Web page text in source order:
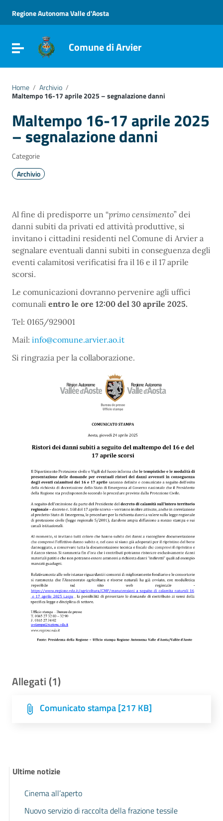
Vai al menu di navigazione
Vai al footer
Regione Autonoma Valle d'Aosta
Attiva / disattiva la navigazione
Comune di Arvier
Home / Archivio /
Maltempo 16-17 aprile 2025 – segnalazione danni
Maltempo 16-17 aprile 2025
– segnalazione danni
Categorie
Archivio
Al fine di predisporre un “primo censimento” dei
danni subiti da privati ed attività produttive, si
invitano i cittadini residenti nel Comune di Arvier a
segnalare eventuali danni subiti in conseguenza degli
eventi calamitosi verificatisi fra il 16 e il 17 aprile
scorsi.
Le comunicazioni dovranno pervenire agli uffici
comunali entro le ore 12:00 del 30 aprile 2025.
Tel: 0165/929001
Mail: info@comune.arvier.ao.it
Si ringrazia per la collaborazione.
Allegati (1)
Comunicato stampa [217 KB]
Ultime notizie
Cinema all’aperto
Nuovo servizio di raccolta della frazione tessile